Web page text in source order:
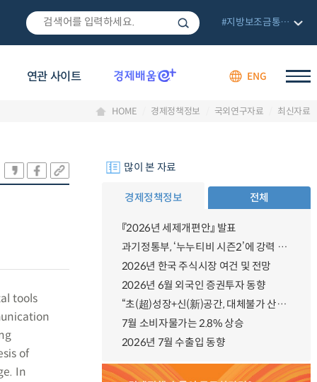
연관 사이트 ENG
#지방보조금통합관리망
HOME 경제정책정보 국외연구자료 최신자료
tools
of
In
많이 본 자료
경제정책정보 전체
『2026년 세제개편안』 발표
과기정통부, ‘누누티비 시즌2’에 강력 대응 의지 밝혀
2026년 한국 주식시장 여건 및 전망
2026년 6월 외국인 증권투자 동향
“초(超)성장+신(新)공간, 대체불가 산업강국”
7월 소비자물가는 2.8% 상승
2026년 7월 수출입 동향